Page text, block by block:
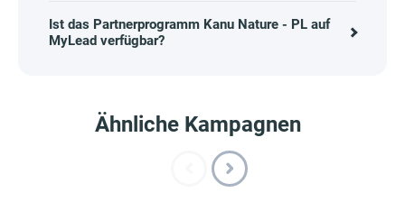
Ist das Partnerprogramm Kanu Nature - PL auf
MyLead verfügbar?
Ähnliche Kampagnen